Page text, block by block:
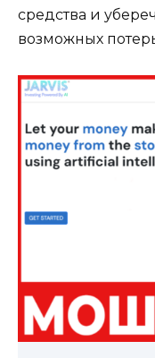
средства и
возможных